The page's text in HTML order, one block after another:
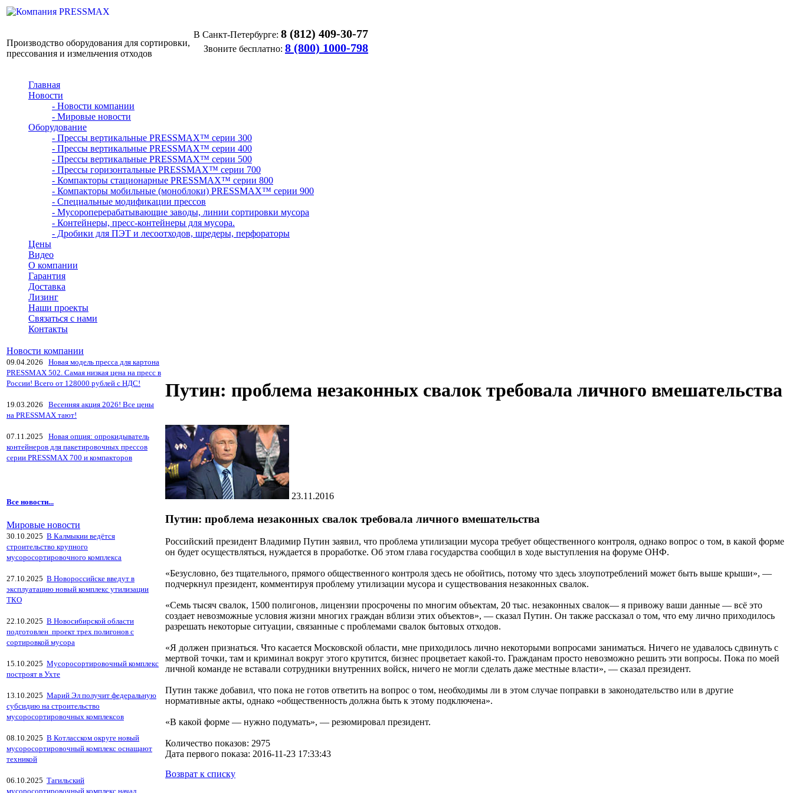
Производство оборудования для сортировки,
прессования и измельчения отходов
В Санкт-Петербурге: 8 (812) 409-30-77
Звоните бесплатно: 8 (800) 1000-798
Главная
Новости
- Новости компании
- Мировые новости
Оборудование
- Прессы вертикальные PRESSMAX™ серии 300
- Прессы вертикальные PRESSMAX™ серии 400
- Прессы вертикальные PRESSMAX™ серии 500
- Прессы горизонтальные PRESSMAX™ серии 700
- Компакторы стационарные PRESSMAX™ серии 800
- Компакторы мобильные (моноблоки) PRESSMAX™ серии 900
- Специальные модификации прессов
- Мусороперерабатывающие заводы, линии сортировки мусора
- Контейнеры, пресс-контейнеры для мусора.
- Дробики для ПЭТ и лесоотходов, шредеры, перфораторы
Цены
Видео
О компании
Гарантия
Доставка
Лизинг
Наши проекты
Связаться с нами
Контакты
Новости компании
09.04.2026
Новая модель пресса для картона
PRESSMAX 502. Самая низкая цена на пресс в
России! Всего от 128000 рублей с НДС!
19.03.2026
Весенняя акция 2026! Все цены
на PRESSMAX тают!
07.11.2025
Новая опция: опрокидыватель
контейнеров для пакетировочных прессов
серии PRESSMAX 700 и компакторов
Все новости...
Мировые новости
30.10.2025 В Калмыкии ведётся
строительство крупного
мусоросортировочного комплекса
27.10.2025 В Новороссийске введут в
эксплуатацию новый комплекс утилизации
ТКО
22.10.2025 В Новосибирской области
подготовлен проект трех полигонов с
сортировкой мусора
15.10.2025 Мусоросортировочный комплекс
построят в Ухте
13.10.2025 Марий Эл получит федеральную
субсидию на строительство
мусоросортировочных комплексов
08.10.2025 В Котласском округе новый
мусоросортировочный комплекс оснащают
техникой
06.10.2025 Тагильский
мусоросортировочный комплекс начал
Путин: проблема незаконных свалок требовала личного вмешательства
23.11.2016
Путин: проблема незаконных свалок требовала личного вмешательства
Российский президент Владимир Путин заявил, что проблема утилизации мусора требует общественного контроля, однако вопрос о том, в какой форме
он будет осуществляться, нуждается в проработке. Об этом глава государства сообщил в ходе выступления на форуме ОНФ.
«Безусловно, без тщательного, прямого общественного контроля здесь не обойтись, потому что здесь злоупотреблений может быть выше крыши», —
подчеркнул президент, комментируя проблему утилизации мусора и существования незаконных свалок.
«Семь тысяч свалок, 1500 полигонов, лицензии просрочены по многим объектам, 20 тыс. незаконных свалок— я привожу ваши данные — всё это
создает невозможные условия жизни многих граждан вблизи этих объектов», — сказал Путин. Он также рассказал о том, что ему лично приходилось
разрешать некоторые ситуации, связанные с проблемами свалок бытовых отходов.
«Я должен признаться. Что касается Московской области, мне приходилось лично некоторыми вопросами заниматься. Ничего не удавалось сдвинуть с
мертвой точки, там и криминал вокруг этого крутится, бизнес процветает какой-то. Гражданам просто невозможно решить эти вопросы. Пока по моей
личной команде не вставали сотрудники внутренних войск, ничего не могли сделать даже местные власти», — сказал президент.
Путин также добавил, что пока не готов ответить на вопрос о том, необходимы ли в этом случае поправки в законодательство или в другие
нормативные акты, однако «общественность должна быть к этому подключена».
«В какой форме — нужно подумать», — резюмировал президент.
Количество показов: 2975
Дата первого показа: 2016-11-23 17:33:43
Возврат к списку